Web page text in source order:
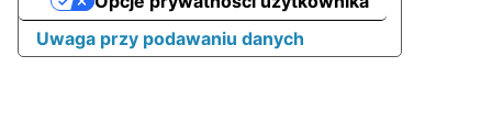
Uwaga przy podawaniu danych